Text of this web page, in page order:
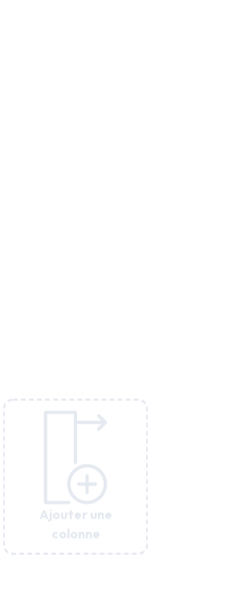
Ajouter une
colonne
Ajouter une
colonne
Ajouter une
colonne
Ajouter une
colonne
Ajouter une
colonne